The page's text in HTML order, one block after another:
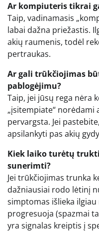
Ar kompiuteris tikrai
Taip, vadinamasis
labai dažna priežastis.
akių raumenis, todėl
pertraukas.
Ar gali trūkčiojimas
pablogėjimu?
Taip, jei jūsų rega nėra
„įsitempiate“ norėdami
pervargsta. Jei
apsilankyti pas akių
Kiek laiko turėtų
sunerimti?
Jei trūkčiojimas trunka
dažniausiai rodo lėtinį
simptomas išlieka
progresuoja (spazmai
yra signalas kreiptis į